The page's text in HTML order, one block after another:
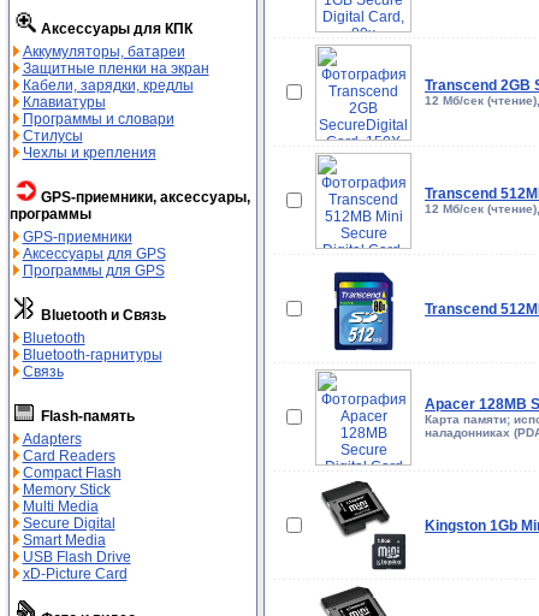
Аксессуары для КПК
Аккумуляторы, батареи
Защитные пленки на экран
Кабели, зарядки, кредлы
Клавиатуры
Программы и словари
Стилусы
Чехлы и крепления
GPS-приемники, аксессуары,
программы
GPS-приемники
Аксессуары для GPS
Программы для GPS
Bluetooth и Связь
Bluetooth
Bluetooth-гарнитуры
Связь
Flash-память
Adapters
Card Readers
Compact Flash
Memory Stick
Multi Media
Secure Digital
Smart Media
USB Flash Drive
xD-Picture Card
Transcend 2GB
12 Мб/сек
Transcend
12 Мб/сек
Transcend
Apacer 128MB
Карта памяти;
наладонниках
Kingston 1Gb